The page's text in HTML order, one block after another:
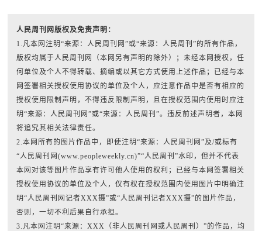
人民周刊网版权及免责声明：
1.凡本网注明“来源：人民周刊网”或“来源：人民周刊”的所有作品，
版权均属于人民周刊网（本网另有声明的除外）；未经本网授权，任
何单位及个人不得转载、摘编或以其它方式使用上述作品；已经与本
网签署相关授权使用协议的单位及个人，应注意作品中是否有相应的
授权使用限制声明，不得违反限制声明，且在授权范围内使用时应注
明“来源：人民周刊网”或“来源：人民周刊”。违反前述声明者，本网
将追究其相关法律责任。
2.本网所有的图片作品中，即使注明“来源：人民周刊网”及/或标有
“人民周刊网(www.peopleweekly.cn)”“人民周刊”水印，但并不代表
本网对该等图片作品享有许可他人使用的权利；已经与本网签署相关
授权使用协议的单位及个人，仅有权在授权范围内使用图片中明确注
明“人民周刊网记者XXX摄”或“人民周刊记者XXX摄”的图片作品，
否则，一切不利后果自行承担。
3.凡本网注明“来源：XXX（非人民周刊网或人民周刊）”的作品，均